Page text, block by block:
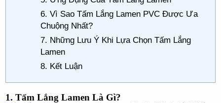
6. Vì Sao Tấm Lắng Lamen PVC Được Ưa
Chuộng Nhất?
7. Những Lưu Ý Khi Lựa Chọn Tấm Lắng
Lamen
8. Kết Luận
1. Tấm Lắng Lamen Là Gì?